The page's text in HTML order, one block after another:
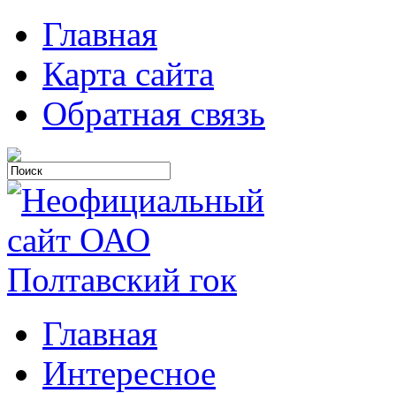
Главная
Карта сайта
Обратная связь
Главная
Интересное